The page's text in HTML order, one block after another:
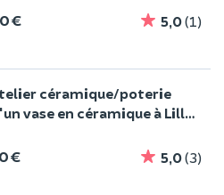
€ 5,0(1)
céramique/poterie
vase en céramique à Lille
€ 5,0(3)